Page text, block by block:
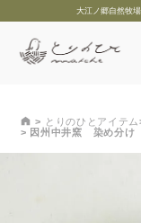
大江ノ郷自然牧
とりのひとアイテム
因州中井窯 染め分け